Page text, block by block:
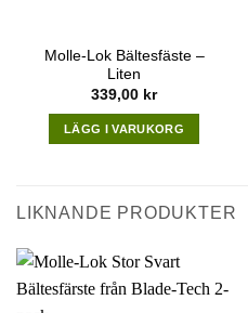
Molle-Lok Bältesfäste –
Liten
339,00 kr
LÄGG I VARUKORG
LIKNANDE PRODUKTER